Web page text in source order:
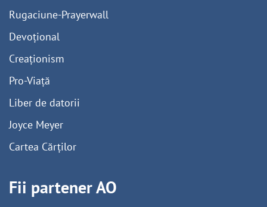
Rugaciune-Prayerwall
Devoțional
Creaționism
Pro-Viață
Liber de datorii
Joyce Meyer
Cartea Cărților
Fii partener AO